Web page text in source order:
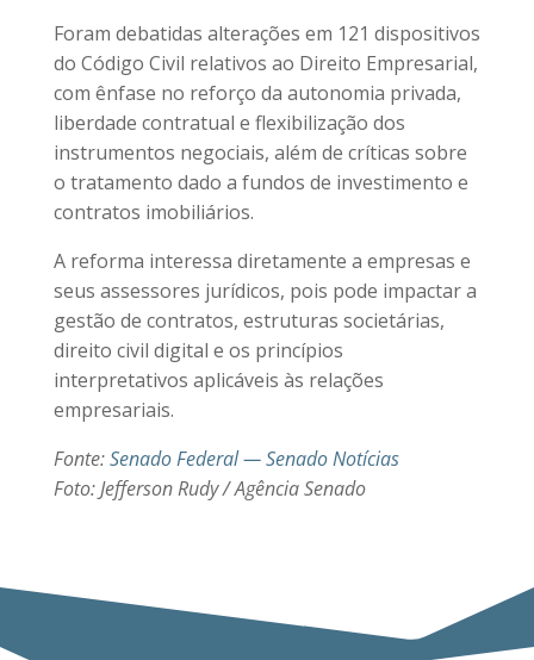
Foram debatidas alterações em 121 dispositivos
do Código Civil relativos ao Direito Empresarial,
com ênfase no reforço da autonomia privada,
liberdade contratual e flexibilização dos
instrumentos negociais, além de críticas sobre
o tratamento dado a fundos de investimento e
contratos imobiliários.
A reforma interessa diretamente a empresas e
seus assessores jurídicos, pois pode impactar a
gestão de contratos, estruturas societárias,
direito civil digital e os princípios
interpretativos aplicáveis às relações
empresariais.
Fonte:Senado Federal — Senado Notícias
Foto: Jefferson Rudy / Agência Senado